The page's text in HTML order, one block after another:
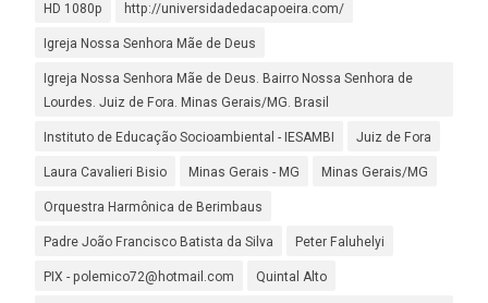
HD 1080p http://universidadedacapoeira.com/
Igreja Nossa Senhora Mãe de Deus
Igreja Nossa Senhora Mãe de Deus. Bairro Nossa Senhora de
Lourdes. Juiz de Fora. Minas Gerais/MG. Brasil
Instituto de Educação Socioambiental - IESAMBI Juiz de Fora
Laura Cavalieri Bisio Minas Gerais - MG Minas Gerais/MG
Orquestra Harmônica de Berimbaus
Padre João Francisco Batista da Silva Peter Faluhelyi
PIX - polemico72@hotmail.com Quintal Alto